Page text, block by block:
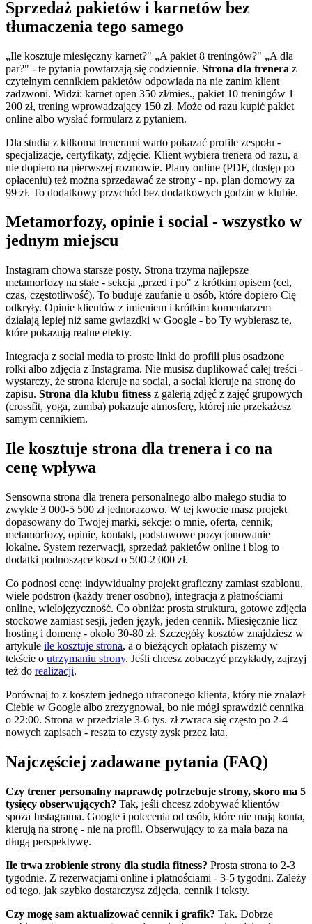
Sprzedaż pakietów i karnetów bez
tłumaczenia tego samego
„Ile kosztuje miesięczny karnet?" „A pakiet 8 treningów?" „A dla
par?" - te pytania powtarzają się codziennie. Strona dla trenera z
czytelnym cennikiem pakietów odpowiada na nie zanim klient
zadzwoni. Widzi: karnet open 350 zł/mies., pakiet 10 treningów 1
200 zł, trening wprowadzający 150 zł. Może od razu kupić pakiet
online albo wysłać formularz z pytaniem.
Dla studia z kilkoma trenerami warto pokazać profile zespołu -
specjalizacje, certyfikaty, zdjęcie. Klient wybiera trenera od razu, a
nie dopiero na pierwszej rozmowie. Plany online (PDF, dostęp po
opłaceniu) też można sprzedawać ze strony - np. plan domowy za
99 zł. To dodatkowy przychód bez dodatkowych godzin w klubie.
Metamorfozy, opinie i social - wszystko w
jednym miejscu
Instagram chowa starsze posty. Strona trzyma najlepsze
metamorfozy na stałe - sekcja „przed i po" z krótkim opisem (cel,
czas, częstotliwość). To buduje zaufanie u osób, które dopiero Cię
odkryły. Opinie klientów z imieniem i krótkim komentarzem
działają lepiej niż same gwiazdki w Google - bo Ty wybierasz te,
które pokazują realne efekty.
Integracja z social media to proste linki do profili plus osadzone
rolki albo zdjęcia z Instagrama. Nie musisz duplikować całej treści -
wystarczy, że strona kieruje na social, a social kieruje na stronę do
zapisu. Strona dla klubu fitness z galerią zdjęć z zajęć grupowych
(crossfit, yoga, zumba) pokazuje atmosferę, której nie przekażesz
samym cennikiem.
Ile kosztuje strona dla trenera i co na
cenę wpływa
Sensowna strona dla trenera personalnego albo małego studia to
zwykle 3 000-5 500 zł jednorazowo. W tej kwocie masz projekt
dopasowany do Twojej marki, sekcje: o mnie, oferta, cennik,
metamorfozy, opinie, kontakt, podstawowe pozycjonowanie
lokalne. System rezerwacji, sprzedaż pakietów online i blog to
dodatki podnoszące koszt o 500-2 000 zł.
Co podnosi cenę: indywidualny projekt graficzny zamiast szablonu,
wiele podstron (każdy trener osobno), integracja z płatnościami
online, wielojęzyczność. Co obniża: prosta struktura, gotowe zdjęcia
stockowe zamiast sesji, jeden język, jeden cennik. Miesięcznie licz
hosting i domenę - około 30-80 zł. Szczegóły kosztów znajdziesz w
artykule ile kosztuje strona, a o bieżących opłatach piszemy w
tekście o utrzymaniu strony. Jeśli chcesz zobaczyć przykłady, zajrzyj
też do realizacji.
Porównaj to z kosztem jednego utraconego klienta, który nie znalazł
Ciebie w Google albo zrezygnował, bo nie mógł sprawdzić cennika
o 22:00. Strona w przedziale 3-6 tys. zł zwraca się często po 2-4
nowych zapisach - reszta to czysty zysk przez lata.
Najczęściej zadawane pytania (FAQ)
Czy trener personalny naprawdę potrzebuje strony, skoro ma 5
tysięcy obserwujących? Tak, jeśli chcesz zdobywać klientów
spoza Instagrama. Google i polecenia od osób, które nie mają konta,
kierują na stronę - nie na profil. Obserwujący to za mała baza na
długą perspektywę.
Ile trwa zrobienie strony dla studia fitness? Prosta strona to 2-3
tygodnie. Z rezerwacjami online i płatnościami - 3-5 tygodni. Zależy
od tego, jak szybko dostarczysz zdjęcia, cennik i teksty.
Czy mogę sam aktualizować cennik i grafik? Tak. Dobrze